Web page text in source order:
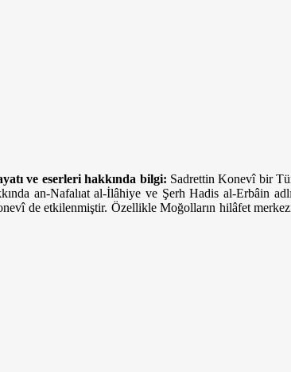
ve eserleri hakkında bilgi: Sadrettin Konevî bir
an-Nafalıat al-İlâ­hiye ve Şerh Hadis al-Erbâin
de etkilenmiştir. Özel­likle Moğolların hilâfet